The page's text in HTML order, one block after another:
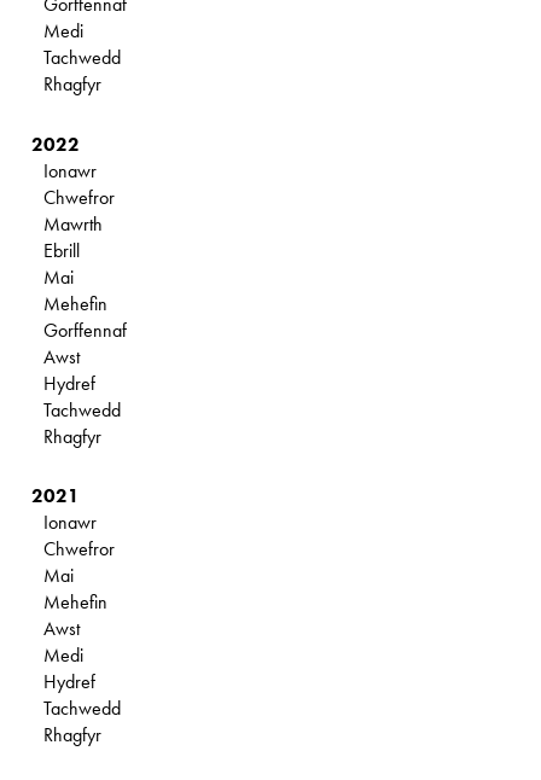
Medi
Tachwedd
Rhagfyr
2022
Ionawr
Chwefror
Mawrth
Ebrill
Mai
Mehefin
Gorffennaf
Awst
Hydref
Tachwedd
Rhagfyr
2021
Ionawr
Chwefror
Mai
Mehefin
Awst
Medi
Hydref
Tachwedd
Rhagfyr